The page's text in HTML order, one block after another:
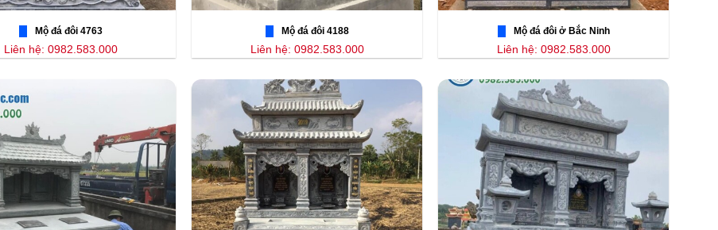
Mộ đá đôi 4763
Liên hệ: 0982.583.000
Mộ đá đôi 4188
Liên hệ: 0982.583.000
Mộ đá đôi ở Bắc Ninh
Liên hệ: 0982.583.000